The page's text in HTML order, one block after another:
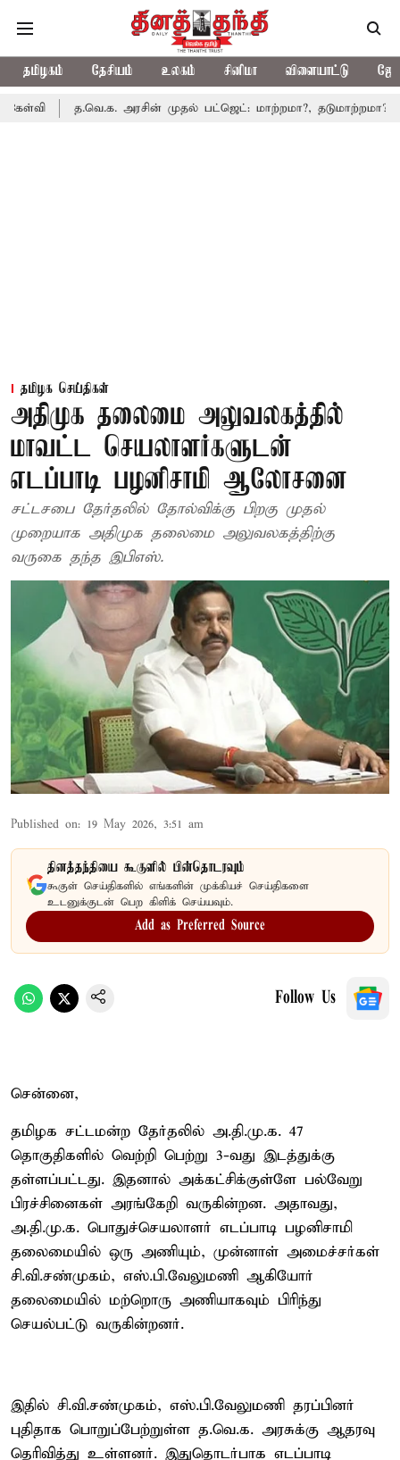
தமிழகம் தேசியம் உலகம் சினிமா விளையாட்டு
த.வெ.க. அரசின் முதல் பட்ஜெட்: மாற்றமா?, தடுமாற்றமா?
தமிழக செய்திகள்
அதிமுக தலைமை அலுவலகத்தில்
மாவட்ட செயலாளர்களுடன்
எடப்பாடி பழனிசாமி ஆலோசனை
சட்டசபை தேர்தலில் தோல்விக்கு பிறகு முதல்
முறையாக அதிமுக தலைமை அலுவலகத்திற்கு
வருகை தந்த இபிஎஸ்.
Published on: 19 May 2026, 3:51 am
தினத்தந்தியை கூகுளில் பின்தொடரவும்
கூகுள் செய்திகளில் எங்களின் முக்கியச் செய்திகளை
உடனுக்குடன் பெற கிளிக் செய்யவும்.
Add as Preferred Source
Follow Us
சென்னை,
தமிழக சட்டமன்ற தேர்தலில் அ.தி.மு.க. 47
தொகுதிகளில் வெற்றி பெற்று 3-வது இடத்துக்கு
தள்ளப்பட்டது. இதனால் அக்கட்சிக்குள்ளே பல்வேறு
பிரச்சினைகள் அரங்கேறி வருகின்றன. அதாவது,
அ.தி.மு.க. பொதுச்செயலாளர் எடப்பாடி பழனிசாமி
தலைமையில் ஒரு அணியும், முன்னாள் அமைச்சர்கள்
சி.வி.சண்முகம், எஸ்.பி.வேலுமணி ஆகியோர்
தலைமையில் மற்றொரு அணியாகவும் பிரிந்து
செயல்பட்டு வருகின்றனர்.
இதில் சி.வி.சண்முகம், எஸ்.பி.வேலுமணி தரப்பினர்
புதிதாக பொறுப்பேற்றுள்ள த.வெ.க. அரசுக்கு ஆதரவு
தெரிவித்து உள்ளனர். இதுதொடர்பாக எடப்பாடி